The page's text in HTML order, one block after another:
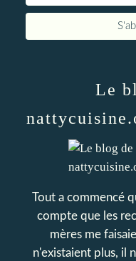
Le
Tout a commencé
compte que les
mères me
n'existaient plus, il